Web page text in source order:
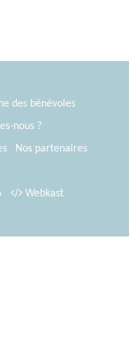
des bénévoles
nous ?
Nos partenaires
Webkast